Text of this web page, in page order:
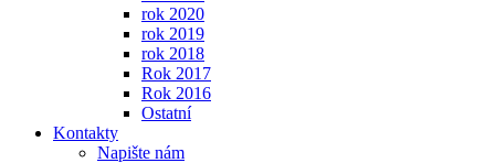
rok 2020
rok 2019
rok 2018
Rok 2017
Rok 2016
Ostatní
Kontakty
Napište nám